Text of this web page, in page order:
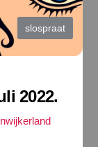
slospraat
2022.